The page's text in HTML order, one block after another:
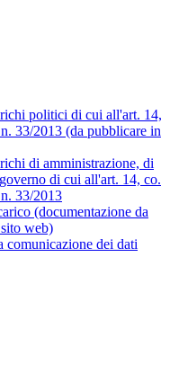
politici di cui all'art. 14,
33/2013 (da pubblicare in
di amministrazione, di
di cui all'art. 14, co.
33/2013
(documentazione da
web)
comunicazione dei dati